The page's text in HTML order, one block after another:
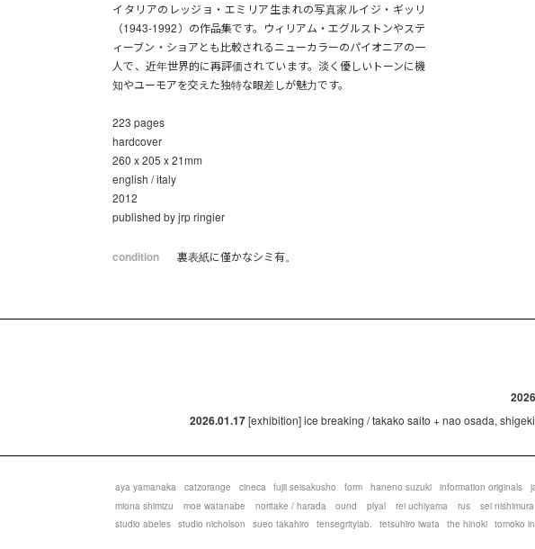
イタリアのレッジョ・エミリア生まれの写真家ルイジ・ギッリ
（1943-1992）の作品集です。ウィリアム・エグルストンやステ
ィーブン・ショアとも比較されるニューカラーのパイオニアの一
人で、近年世界的に再評価されています。淡く優しいトーンに機
知やユーモアを交えた独特な眼差しが魅力です。
223 pages
hardcover
260 x 205 x 21mm
english / italy
2012
published by jrp ringier
condition 裏表紙に僅かなシミ有。
2026.01.17[exhibition] ice breaking / takako saito + nao osada,
aya yamanaka catzorange cineca fujii seisakusho form haneno suzuki information originals
miona shimizu
moe watanabe noritake / harada ound plyal rei uchiyama rus sei nishimura
studio abeles studio nicholson sueo takahiro tensegritylab. tetsuhiro iwata the hinoki tomoko